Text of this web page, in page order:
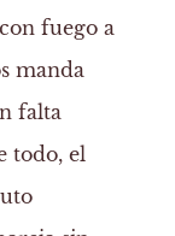
fuego a
manda
falta
todo, el